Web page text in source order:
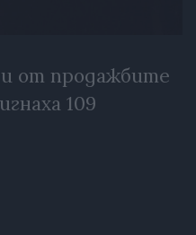
от продажбите
109